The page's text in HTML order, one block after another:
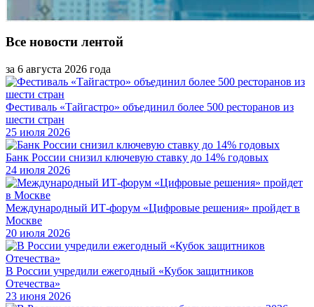
Все новости лентой
за 6 августа 2026 года
Фестиваль «Тайгастро» объединил более 500 ресторанов из
шести стран
25 июля 2026
Банк России снизил ключевую ставку до 14% годовых
24 июля 2026
Международный ИТ-форум «Цифровые решения» пройдет в
Москве
20 июля 2026
В России учредили ежегодный «Кубок защитников
Отечества»
23 июня 2026